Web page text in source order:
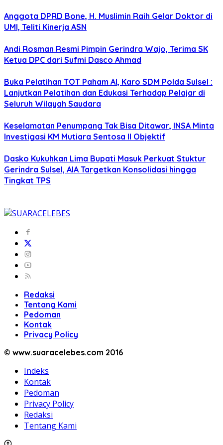
Anggota DPRD Bone, H. Muslimin Raih Gelar Doktor di
UMI, Teliti Kinerja ASN
Andi Rosman Resmi Pimpin Gerindra Wajo, Terima SK
Ketua DPC dari Sufmi Dasco Ahmad
Buka Pelatihan TOT Paham AI, Karo SDM Polda Sulsel :
Lanjutkan Pelatihan dan Edukasi Terhadap Pelajar di
Seluruh Wilayah Saudara
Keselamatan Penumpang Tak Bisa Ditawar, INSA Minta
Investigasi KM Mutiara Sentosa II Objektif
Dasko Kukuhkan Lima Bupati Masuk Perkuat Stuktur
Gerindra Sulsel, AIA Targetkan Konsolidasi hingga
Tingkat TPS
Redaksi
Tentang Kami
Pedoman
Kontak
Privacy Policy
© www.suaracelebes.com 2016
Indeks
Kontak
Pedoman
Privacy Policy
Redaksi
Tentang Kami